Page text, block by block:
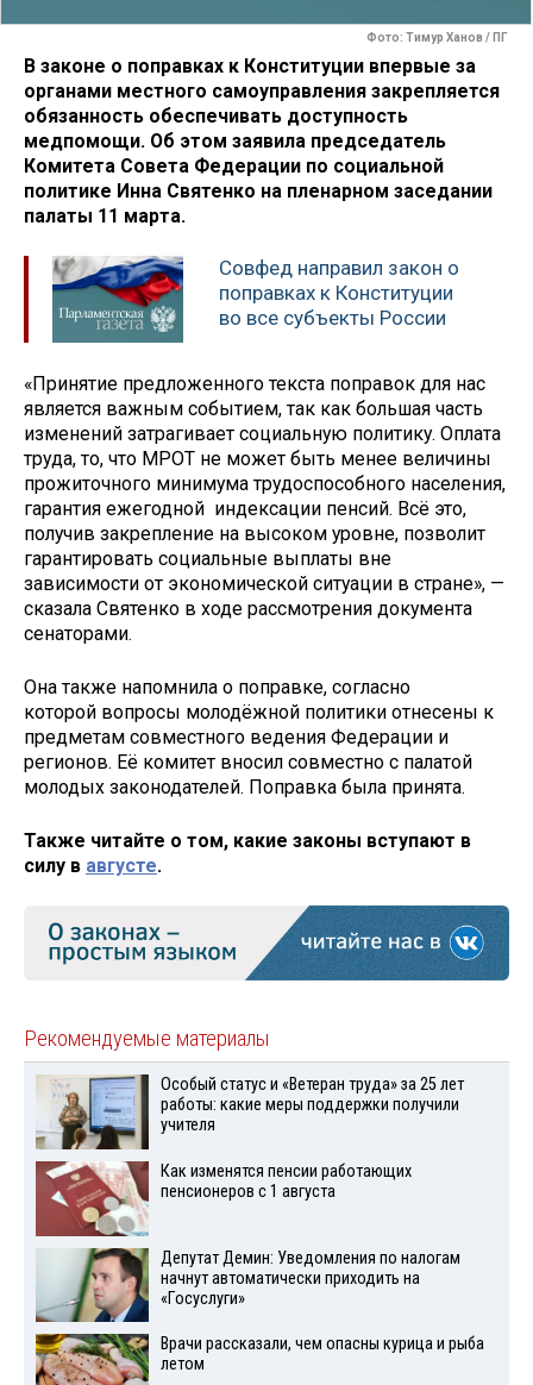
Фото: Тимур Ханов / ПГ
В законе о поправках к Конституции впервые за
органами местного самоуправления закрепляется
обязанность обеспечивать доступность
медпомощи. Об этом заявила председатель
Комитета Совета Федерации по социальной
политике Инна Святенко на пленарном заседании
палаты 11 марта.
Совфед направил закон о
поправках к Конституции
во все субъекты России
«Принятие предложенного текста поправок для нас
является важным событием, так как большая часть
изменений затрагивает социальную политику. Оплата
труда, то, что МРОТ не может быть менее величины
прожиточного минимума трудоспособного населения,
гарантия ежегодной индексации пенсий. Всё это,
получив закрепление на высоком уровне, позволит
гарантировать социальные выплаты вне
зависимости от экономической ситуации в стране», —
сказала Святенко в ходе рассмотрения документа
сенаторами.
Она также напомнила о поправке, согласно
которой вопросы молодёжной политики отнесены к
предметам совместного ведения Федерации и
регионов. Её комитет вносил совместно с палатой
молодых законодателей. Поправка была принята.
Также читайте о том, какие законы вступают в
силу в августе.
Рекомендуемые материалы
Особый статус и «Ветеран труда» за 25 лет
работы: какие меры поддержки получили
учителя
Как изменятся пенсии работающих
пенсионеров с 1 августа
Депутат Демин: Уведомления по налогам
начнут автоматически приходить на
«Госуслуги»
Врачи рассказали, чем опасны курица и рыба
летом